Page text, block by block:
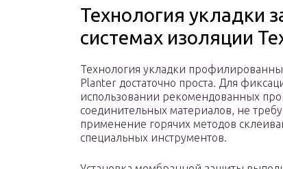
Технология укладки
системах изоляции
Технология укладки
Planter достаточно проста. Для
использовании рекомендованных
соединительных материалов, не
применение горячих методов
специальных инструментов.